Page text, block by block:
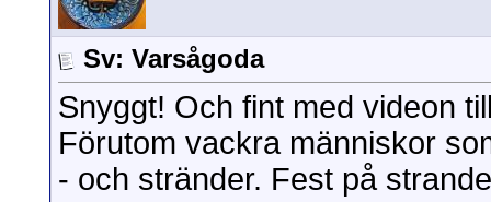
Sv: Varsågoda
Snyggt! Och fint med videon
Förutom vackra människor
- och stränder. Fest på